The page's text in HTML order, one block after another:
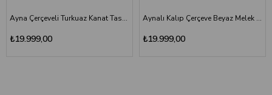
Ayna Çerçeveli Turkuaz Kanat Tasarımlı 2'li Cam Tablo Seti
₺19.999,00
Aynalı Kalıp Çerçeve Beyaz Melek Kanadı İkili Tablo
₺19.999,00